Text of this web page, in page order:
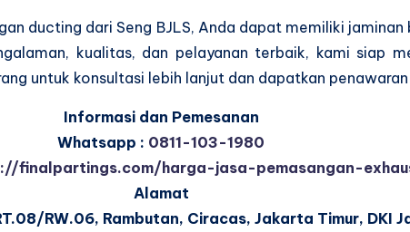
ducting dari Seng BJLS, Anda dapat memiliki
kualitas, dan pelayanan terbaik, kami siap
untuk konsultasi lebih lanjut dan dapatkan
Informasi dan Pemesanan
Whatsapp : 0811-103-1980
finalpartings.com/harga-jasa-pemasangan-
Alamat
RW.06, Rambutan, Ciracas, Jakarta Timur, DKI